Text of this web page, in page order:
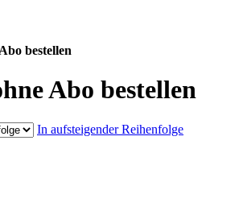
bestellen
Abo bestellen
In aufsteigender Reihenfolge